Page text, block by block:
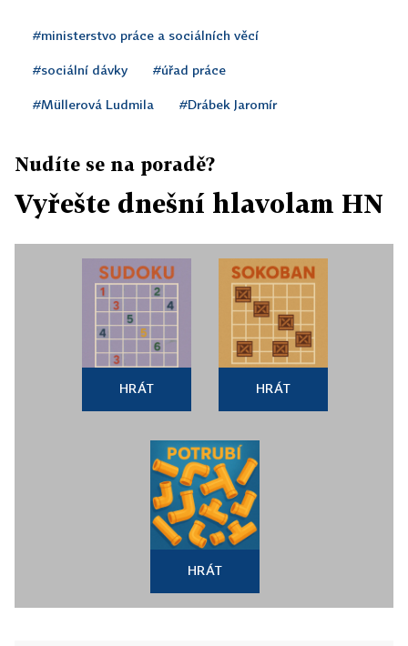
#ministerstvo práce a sociálních věcí
#sociální dávky #úřad práce
#Müllerová Ludmila #Drábek Jaromír
Nudíte se na poradě?
Vyřešte dnešní hlavolam HN
HRÁT HRÁT
HRÁT